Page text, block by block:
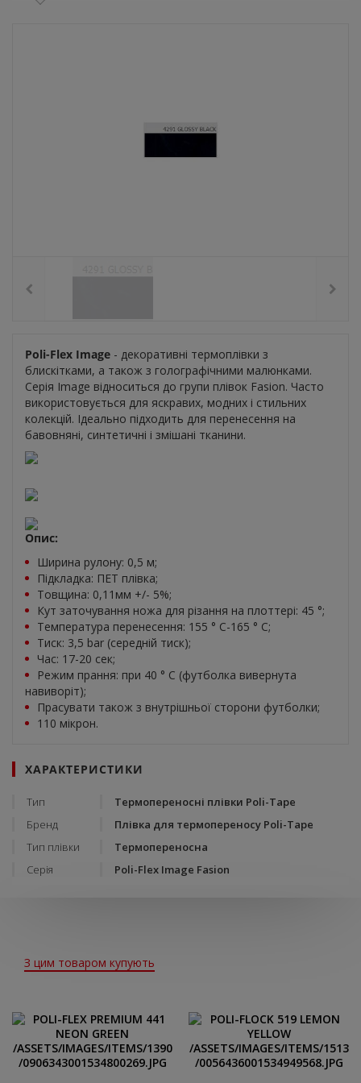
Poli-Flex Image - декоративні термоплівки з
блискітками, а також з голографічними малюнками.
Серія Image відноситься до групи плівок Fasion. Часто
використовується для яскравих, модних і стильних
колекцій. Ідеально підходить для перенесення на
бавовняні, синтетичні і змішані тканини.
Опис:
Ширина рулону: 0,5 м;
Підкладка: ПЕТ плівка;
Товщина: 0,11мм +/- 5%;
Кут заточування ножа для різання на плоттері: 45 °;
Температура перенесення: 155 ° С-165 ° С;
Тиск: 3,5 bar (середній тиск);
Час: 17-20 сек;
Режим прання: при 40 ° С (футболка вивернута
навиворіт);
Прасувати також з внутрішньої сторони футболки;
110 мікрон.
ХАРАКТЕРИСТИКИ
Тип
Термопереносні плівки Poli-Tape
Бренд
Плівка для термопереносу Poli-Tape
Тип плівки
Термопереносна
Серія
Poli-Flex Image Fasion
З цим товаром купують